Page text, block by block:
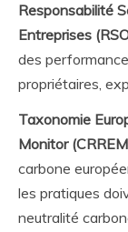
Responsabilité
Entreprises
des
propriétaires,
Taxonomie
Monitor
carbone
les pratiques
neutralité